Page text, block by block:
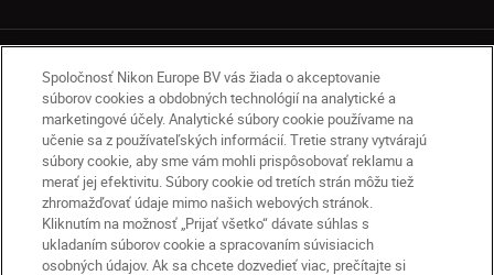
SK Nikon Sites
Kontakt
Oznámenie o ochrane osobných údajov
Podmienky používania
Nikon Store – zmluvné podmienky
Oznámenie týkajúce sa súborov cookie
Spoločnosť Nikon Europe BV vás žiada o akceptovanie
súborov cookies a obdobných technológií na analytické a
marketingové účely. Analytické súbory cookie používame na
učenie sa z používateľských informácií. Tretie strany vytvárajú
súbory cookie, aby sme vám mohli prispôsobovať reklamu a
merať jej efektivitu. Súbory cookie od tretích strán môžu tiež
zhromažďovať údaje mimo našich webových stránok.
Kliknutím na možnosť „Prijať všetko“ dávate súhlas s
ukladaním súborov cookie a spracovaním súvisiacich
osobných údajov. Ak sa chcete dozvedieť viac, prečítajte si